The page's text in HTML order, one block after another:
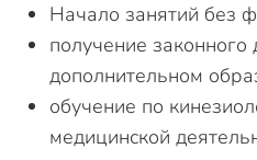
Начало занятий без
получение законного
дополнительном
обучение по
медицинской